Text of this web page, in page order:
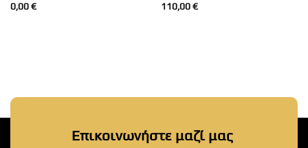
0,00€
110,00€
Επικοινωνήστε μαζί μας